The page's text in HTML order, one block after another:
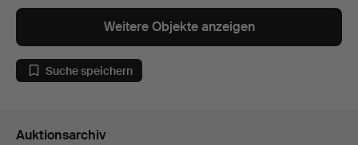
Weitere Objekte anzeigen
Suche speichern
Auktionsarchiv